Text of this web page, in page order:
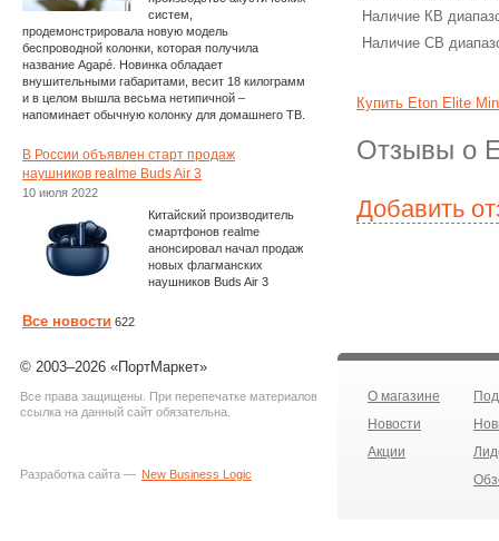
Наличие КВ
Наличие СВ
Купить Eton Elite
Отзывы о
Добавить
систем,
продемонстрировала новую модель
беспроводной колонки, которая получила
название Agapé. Новинка обладает
внушительными габаритами, весит 18 килограмм
и в целом вышла весьма нетипичной –
напоминает обычную колонку для домашнего ТВ.
В России объявлен старт продаж
наушников realme Buds Air 3
10 июля 2022
Китайский производитель
смартфонов realme
анонсировал начал продаж
новых флагманских
наушников Buds Air 3
Все новости 622
© 2003–2026 «ПортМаркет»
Все права защищены. При перепечатке материалов
ссылка на данный сайт обязательна.
Разработка сайта — New Business Logic
О магазине
Новости
Акции